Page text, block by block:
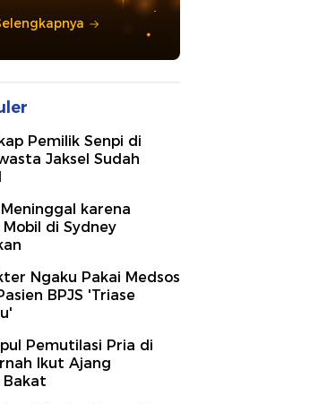
Pemilik Senpi di
Jaksel Sudah
karena
di Sydney
Ngaku Pakai Medsos
BPJS 'Triase
Pemutilasi Pria di
Ikut Ajang
Bakat